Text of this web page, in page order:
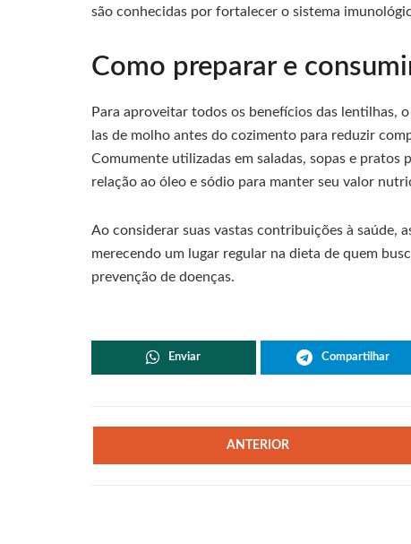
são conhecidas por fortalecer o sistema
Como preparar e
Para aproveitar todos os benefícios das lentilhas,
las de molho antes do cozimento para reduzir
Comumente utilizadas em saladas, sopas e pratos
relação ao óleo e sódio para manter seu valor
Ao considerar suas vastas contribuições à saúde,
merecendo um lugar regular na dieta de quem
prevenção de doenças.
Enviar Compartilhar
ANTERIOR